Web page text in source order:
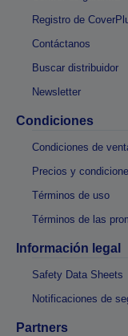
Registro de
Contáctanos
Buscar distribuidor
Newsletter
Condiciones
Condiciones de
Precios y
Términos de uso
Términos de las
Información legal
Safety Data Sheets
Notificaciones de
Partners